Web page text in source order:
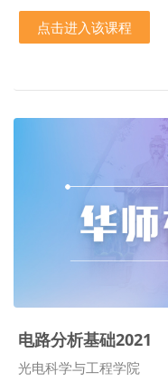
点击进入该课程
电路分析基础2021
课程类别
光电科学与工程学院